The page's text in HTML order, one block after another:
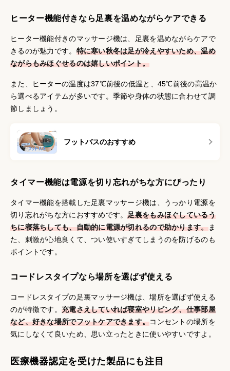
ヒーター機能付きなら足裏を温めながらケアできる
ヒーター機能付きのマッサージ機は、足裏を温めながらケアで
きるのが魅力です。 特に寒い秋冬は足が冷えやすいため、温め
ながらもみほぐせるのは嬉しいポイント。
また、ヒーターの温度は37℃前後の低温と、45℃前後の高温か
ら選べるアイテムが多いです。季節や身体の状態に合わせて調
節しましょう。
フットバスのおすすめ
タイマー機能は電源を切り忘れがちな方にぴったり
タイマー機能を搭載した足裏マッサージ機は、うっかり電源を
切り忘れがちな方におすすめです。足裏をもみほぐしているう
ちに寝落ちしても、自動的に電源が切れるので助かります。ま
た、刺激が心地良くて、つい使いすぎてしまうのを防げるのも
ポイントです。
コードレスタイプなら場所を選ばず使える
コードレスタイプの足裏マッサージ機は、場所を選ばず使える
のが特徴です。 充電さえしていれば寝室やリビング、仕事部屋
など、好きな場所でフットケアできます。コンセントの場所を
気にしなくて良いため、思い立ったときに使いやすいですよ。
医療機器認定を受けた製品にも注目